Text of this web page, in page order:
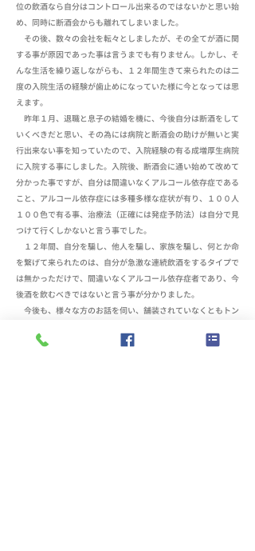
位の飲酒なら自分はコントロール出来るのではないかと思い始
め、同時に断酒会からも離れてしまいました。
その後、数々の会社を転々としましたが、その全てが酒に関
する事が原因であった事は言うまでも有りません。しかし、そ
んな生活を繰り返しながらも、１２年間生きて来られたのは二
度の入院生活の経験が歯止めになっていた様に今となっては思
えます。
昨年１月、退職と息子の結婚を機に、今後自分は断酒をして
いくべきだと思い、その為には病院と断酒会の助けが無いと実
行出来ない事を知っていたので、入院経験の有る成増厚生病院
に入院する事にしました。入院後、断酒会に通い始めて改めて
分かった事ですが、自分は間違いなくアルコール依存症である
こと、アルコール依存症には多種多様な症状が有り、１００人
１００色で有る事、治療法（正確には発症予防法）は自分で見
つけて行くしかないと言う事でした。
１２年間、自分を騙し、他人を騙し、家族を騙し、何とか命
を繋げて来られたのは、自分が急激な連続飲酒をするタイプで
は無かっただけで、間違いなくアルコール依存症者であり、今
後酒を飲むべきではないと言う事が分かりました。
今後も、様々な方のお話を伺い、舗装されていなくともトン